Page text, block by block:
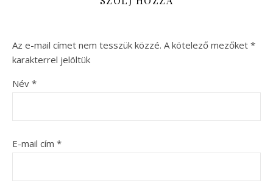
Az e-mail címet nem tesszük közzé. A kötelező mezőket *
karakterrel jelöltük
Név *
E-mail cím *